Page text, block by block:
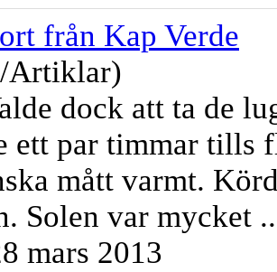
från Kap Verde
Artiklar)
dock att ta de
ett par timmar tills
mått varmt.
Solen var mycket
mars 2013